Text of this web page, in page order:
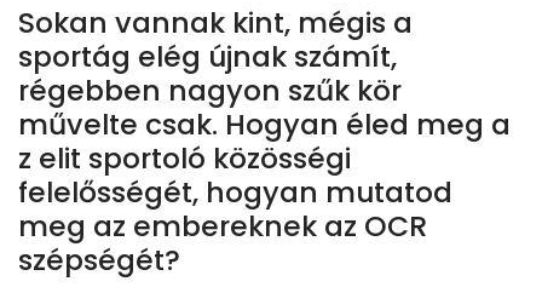
Sokan vannak kint, mégis a
sportág elég újnak számít,
régebben nagyon szűk kör
művelte csak. Hogyan éled meg a
z elit sportoló közösségi
felelősségét, hogyan mutatod
meg az embereknek az OCR
szépségét?